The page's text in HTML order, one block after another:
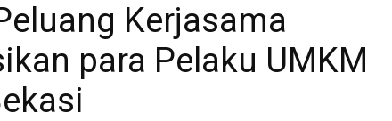
Kerjasama
para Pelaku UMKM